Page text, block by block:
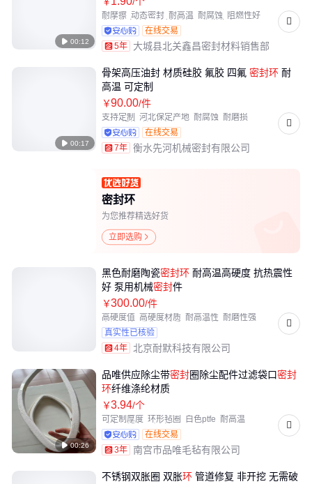
 00:12
耐摩擦 动态密封 耐高温 耐腐蚀
阻燃性好
化学稳定性好 纶纤维编织
机械强度大
在线交易
5年
大城县北关鑫昌密封材料销售部
 00:17
骨架高压油封 材质硅胶 氟胶 四氟 密封环 耐
高温 可定制
￥90.00/件
支持定制 河北保定产地 耐腐蚀 耐磨损
dn60规格 持久耐磨
在线交易
7年 衡水先河机械密封有限公司
密封环
为您推荐精选好货
立即选购 
黑色耐磨陶瓷密封环 耐高温高硬度 抗热震性
好 泵用机械密封件
￥300.00/件
高硬度值 高硬度材质 耐高温性 耐磨性强
高温环境 碳化硅材质
真实性已核验
4年
北京耐默科技有限公司
 00:26
品唯供应除尘带密封圈除尘配件过滤袋口密封
环纤维涤纶材质
￥3.94/个
可定制厚度 环形毡圈 白色ptfe 耐高温
耐磨不褪色 耐水洗
在线交易
3年
南宫市品唯毛毡有限公司
不锈钢双胀圈 双胀环 管道修复 非开挖 无需破